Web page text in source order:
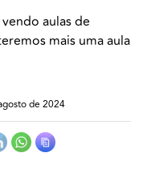
aulas de
mais uma aula
de 2024